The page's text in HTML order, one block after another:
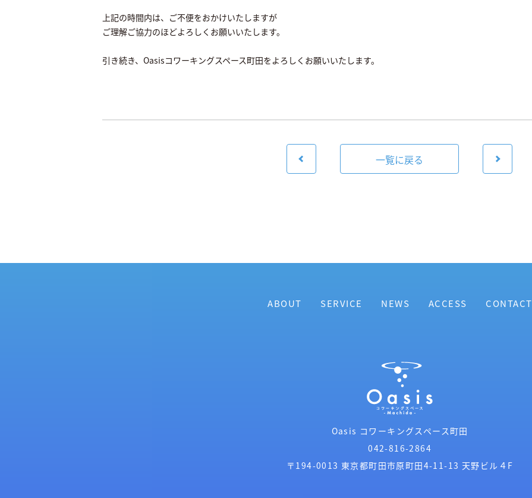
上記の時間内は、ご不便をおかけいたしますが
ご理解ご協力のほどよろしくお願いいたします。
引き続き、Oasisコワーキングスペース町田をよろしくお願いいたします。
一覧に戻る
ABOUT SERVICE NEWS ACCESS CONTACT
Oasis コワーキングスペース町田
042-816-2864
〒194-0013 東京都町田市原町田4-11-13 天野ビル４F